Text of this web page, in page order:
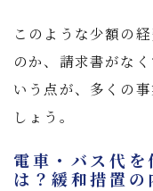
このような少額の
のか、請求書がな
いう点が、多くの
しょう。
電車・バス代を
は？緩和措置の